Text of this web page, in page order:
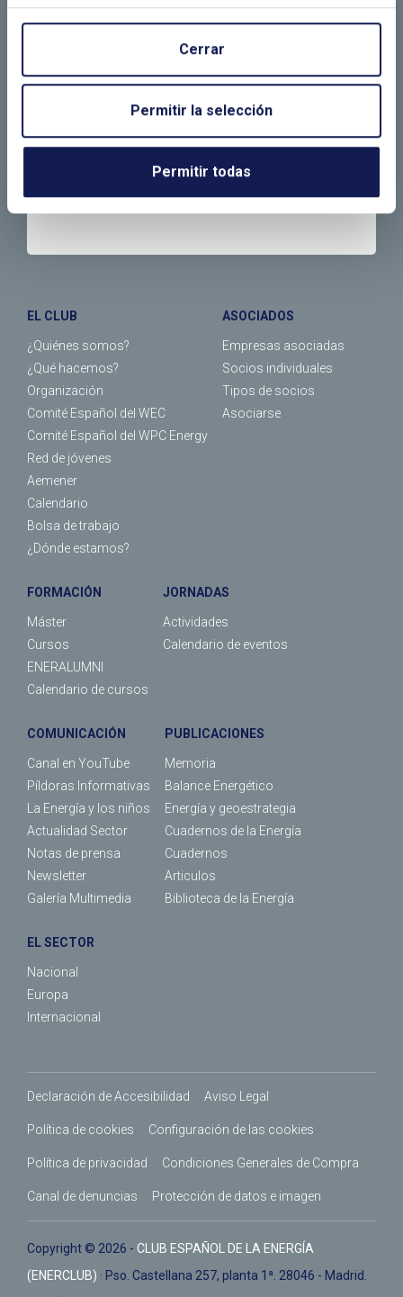
Cerrar
Permitir la selección
Permitir todas
NECESITAS MÁS
INFORMACIÓN
FORMULARIO
EL CLUB
¿Quiénes somos?
¿Qué hacemos?
Organización
Comité Español del WEC
Comité Español del WPC Energy
Red de jóvenes
Aemener
Calendario
Bolsa de trabajo
¿Dónde estamos?
ASOCIADOS
Empresas asociadas
Socios individuales
Tipos de socios
Asociarse
FORMACIÓN
Máster
Cursos
ENERALUMNI
Calendario de cursos
JORNADAS
Actividades
Calendario de eventos
COMUNICACIÓN
Canal en YouTube
Píldoras Informativas
La Energía y los niños
Actualidad Sector
Notas de prensa
Newsletter
Galería Multimedia
PUBLICACIONES
Memoria
Balance Energético
Energía y geoestrategia
Cuadernos de la Energía
Cuadernos
Articulos
Biblioteca de la Energía
EL SECTOR
Nacional
Europa
Internacional
Declaración de Accesibilidad Aviso Legal
Política de cookies Configuración de las cookies
Política de privacidad Condiciones Generales de Compra
Canal de denuncias Protección de datos e imagen
Copyright © 2026 - CLUB ESPAÑOL DE LA ENERGÍA
(ENERCLUB) · Pso. Castellana 257, planta 1ª. 28046 - Madrid.